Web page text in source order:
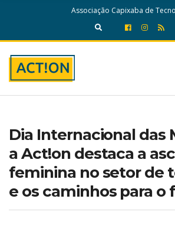
Associação Capixaba de
r
:
x
s
r
h
f
o
r
Dia Internacional das
a Act!on destaca a
feminina no setor de
e os caminhos para o